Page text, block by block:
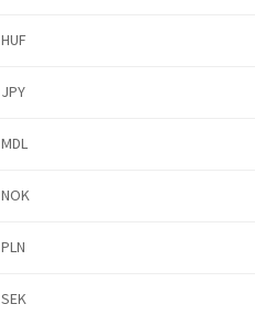
HUF
JPY
MDL
NOK
PLN
SEK